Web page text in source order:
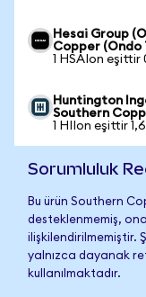
Hesai Group
Copper (Ondo
1 HSAIon
Huntington
Southern
1 HIIon eşittir
Sorumluluk
Bu ürün Southern
desteklenmemiş,
ilişkilendirilmemiştir.
yalnızca dayanak
kullanılmaktadır.